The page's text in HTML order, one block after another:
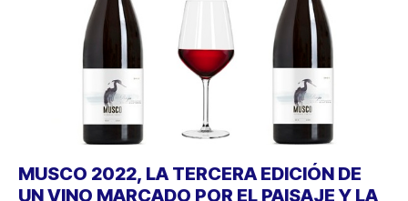
MUSCO 2022, LA TERCERA EDICIÓN DE
UN VINO MARCADO POR EL PAISAJE Y LA